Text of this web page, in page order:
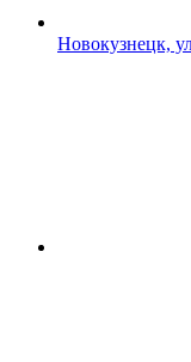
Новокузнецк,